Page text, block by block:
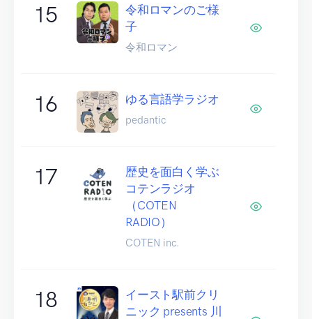
15
令和ロマンのご様
子
令和ロマン
16 ゆる言語学ラジオ
pedantic
17
歴史を面白く学ぶ
コテンラジオ
（COTEN
RADIO）
COTEN inc.
18
イースト駅前クリ
ニック presents 川